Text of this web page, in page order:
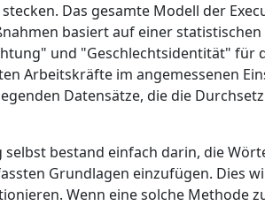
Das gesamte Modell der
basiert auf einer statistischen
und "Geschlechtsidentität" für
Arbeitskräfte im angemessenen
Datensätze, die die
bestand einfach darin, die
Grundlagen einzufügen. Dies
Wenn eine solche Methode